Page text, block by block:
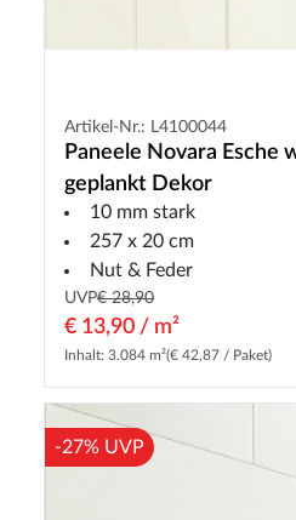
Artikel-Nr.: L4100044
Paneele Novara Esche
geplankt Dekor
10 mm stark
257 x 20 cm
Nut & Feder
UVP€ 28,90
€ 13,90 / m²
Inhalt: 3.084 m²(€ 42,87 / Paket)
-27% UVP